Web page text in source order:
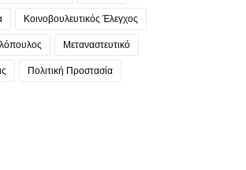
Κοινοβουλευτικός Έλεγχος
Μεταναστευτικό
Πολιτική Προστασία